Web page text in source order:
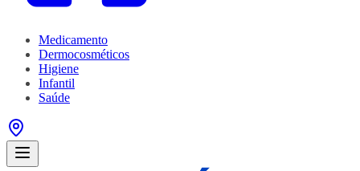
Medicamento
Dermocosméticos
Higiene
Infantil
Saúde